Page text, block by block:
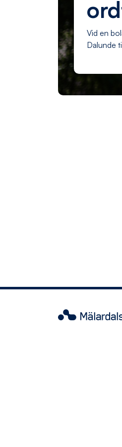
Vid en
Dalunde